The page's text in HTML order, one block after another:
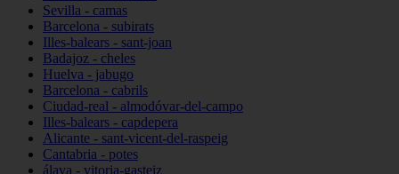
Sevilla - camas
Barcelona - subirats
Illes-balears - sant-joan
Badajoz - cheles
Huelva - jabugo
Barcelona - cabrils
Ciudad-real - almodóvar-del-campo
Illes-balears - capdepera
Alicante - sant-vicent-del-raspeig
Cantabria - potes
álava - vitoria-gasteiz